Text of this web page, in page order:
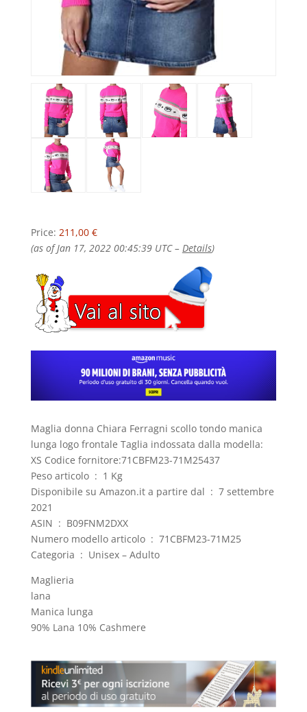
Price: 211,00 €
(as of Jan 17, 2022 00:45:39 UTC – Details)
Maglia donna Chiara Ferragni scollo tondo manica
lunga logo frontale Taglia indossata dalla modella:
XS Codice fornitore:71CBFM23-71M25437
Peso articolo ‏ : ‎ 1 Kg
Disponibile su Amazon.it a partire dal ‏ : ‎ 7 settembre
2021
ASIN ‏ : ‎ B09FNM2DXX
Numero modello articolo ‏ : ‎ 71CBFM23-71M25
Categoria ‏ : ‎ Unisex – Adulto
Maglieria
lana
Manica lunga
90% Lana 10% Cashmere